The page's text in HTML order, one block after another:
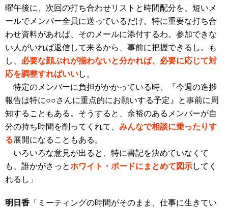
曜午後に、次回の打ち合わせリストと時間配分を、短いメ
ールでメンバー全員に送っているだけ。特に重要な打ち合
わせ資料があれば、そのメールに添付するわ。参加できな
い人がいれば返信して来るから、事前に把握できるし。も
し、 必要な顔ぶれが揃わないと分かれば、必要に応じて対
応を調整すればいいし 。
特定のメンバーに負担がかかっている時、『今週の進捗
報告は特に○○さんに重点的にお願いする予定』と事前に周
知することもある。そうすると、余裕のあるメンバーが自
分の持ち時間を削ってくれて、 みんなで相談に乗ったりす
る展開になることもある。
いろいろな意見が出ると、特に書記を決めていなくて
も、誰かがさっとホワイト・ボードにまとめて図示してく
れるし」
明日香 「ミーティングの時間がそのまま、仕事に生きてい